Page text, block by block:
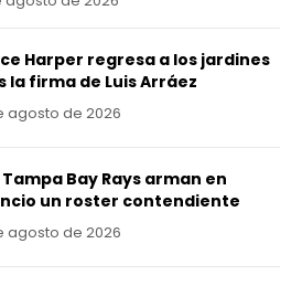
Harper regresa a los jardines
la firma de Luis Arráez
agosto de 2026
Tampa Bay Rays arman en
un roster contendiente
agosto de 2026